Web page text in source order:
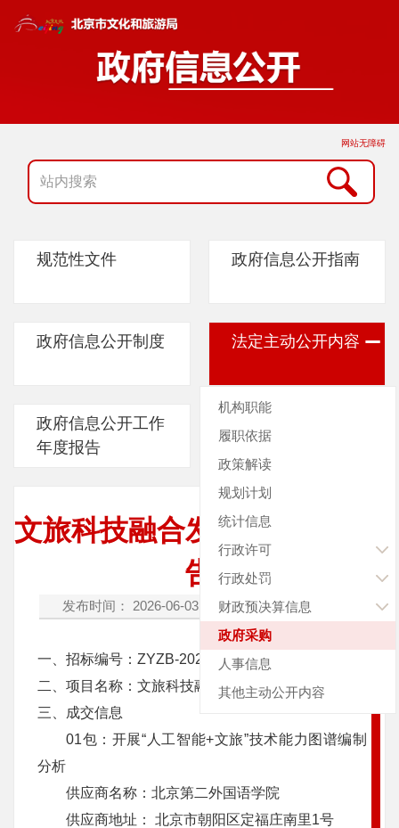
网站无障碍
规范性文件 政府信息公开指南
政府信息公开制度 法定主动公开内容
机构职能
履职依据
政策解读
规划计划
统计信息
行政许可
行政处罚
财政预决算信息
政府采购
人事信息
其他主动公开内容
政府信息公开工作
年度报告
文旅科技融合发展项目成交公
告
发布时间： 2026-06-03 字体：[放大 缩小
一、招标编号：ZYZB-2026-0392
二、项目名称：文旅科技融合发展项目
三、成交信息
01包：开展“人工智能+文旅”技术能力图谱编制
分析
供应商名称：北京第二外国语学院
供应商地址： 北京市朝阳区定福庄南里1号